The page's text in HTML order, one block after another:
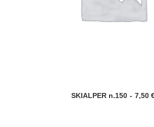
SKIALPER n.150 7,50